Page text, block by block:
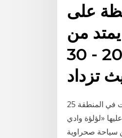
على
من
شرق قناة السويس حتى رفح بعرض من 20 - 30
25 شباط (فبراير) 2020 الرباط –« القدس العربي» : أعلن المغرب عن سلسلة من الاستثمارات في المنطقة
«لؤلؤة وادي
سياحة صحراوية